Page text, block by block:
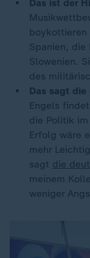
Das ist der
boykottieren
Spanien,
Slowenien.
des
Das sagt die
Engels
die Politik
Erfolg wäre
mehr
sagt die
meinem
weniger